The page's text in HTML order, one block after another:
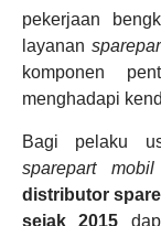
pekerjaan
layanan
komponen
menghadapi
Bagi pelaku
sparepart
distributor
sejak 2015